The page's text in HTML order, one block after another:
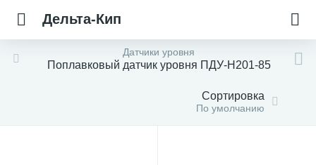
Дельта-Кип
Датчики уровня
Поплавковый датчик уровня ПДУ-Н201-85
Сортировка
По умолчанию